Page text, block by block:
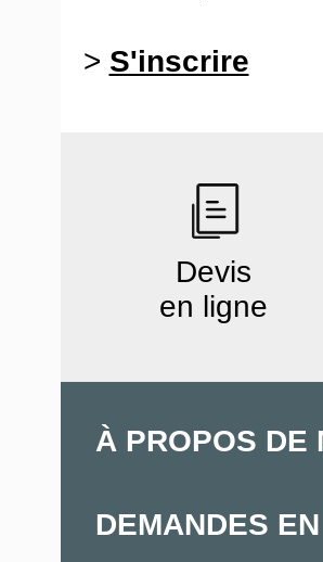
> S'inscrire
Devis
en ligne
À PROPOS DE
DEMANDES